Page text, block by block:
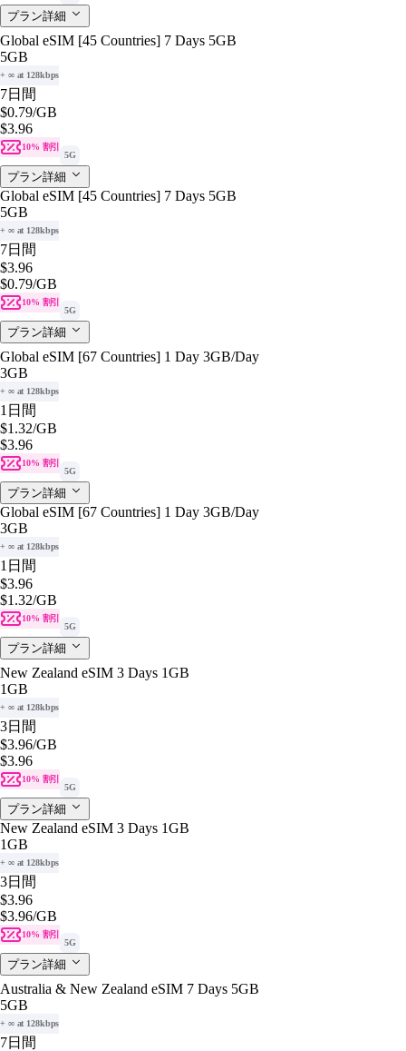
プラン詳細
Global eSIM [45 Countries] 7 Days 5GB
5GB
+ ∞ at 128kbps
7日間
$0.79/GB
$3.96
10% 割引
5G
プラン詳細
Global eSIM [45 Countries] 7 Days 5GB
5GB
+ ∞ at 128kbps
7日間
$3.96
$0.79/GB
10% 割引
5G
プラン詳細
Global eSIM [67 Countries] 1 Day 3GB/Day
3GB
+ ∞ at 128kbps
1日間
$1.32/GB
$3.96
10% 割引
5G
プラン詳細
Global eSIM [67 Countries] 1 Day 3GB/Day
3GB
+ ∞ at 128kbps
1日間
$3.96
$1.32/GB
10% 割引
5G
プラン詳細
New Zealand eSIM 3 Days 1GB
1GB
+ ∞ at 128kbps
3日間
$3.96/GB
$3.96
10% 割引
5G
プラン詳細
New Zealand eSIM 3 Days 1GB
1GB
+ ∞ at 128kbps
3日間
$3.96
$3.96/GB
10% 割引
5G
プラン詳細
Australia & New Zealand eSIM 7 Days 5GB
5GB
+ ∞ at 128kbps
7日間